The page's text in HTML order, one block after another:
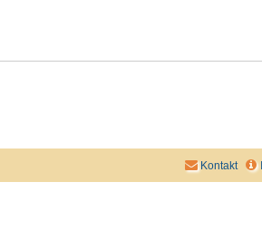
Kontakt